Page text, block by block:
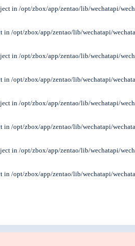
in /opt/zbox/app/zentao/lib/wechatapi/
/opt/zbox/app/zentao/lib/wechatapi/
in /opt/zbox/app/zentao/lib/wechatapi/
/opt/zbox/app/zentao/lib/wechatapi/
in /opt/zbox/app/zentao/lib/wechatapi/
/opt/zbox/app/zentao/lib/wechatapi/
in /opt/zbox/app/zentao/lib/wechatapi/
/opt/zbox/app/zentao/lib/wechatapi/